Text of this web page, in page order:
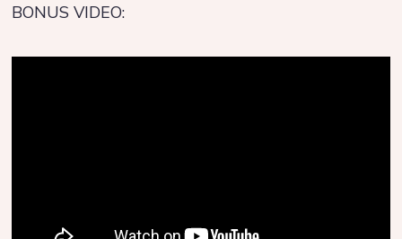
BONUS VIDEO: